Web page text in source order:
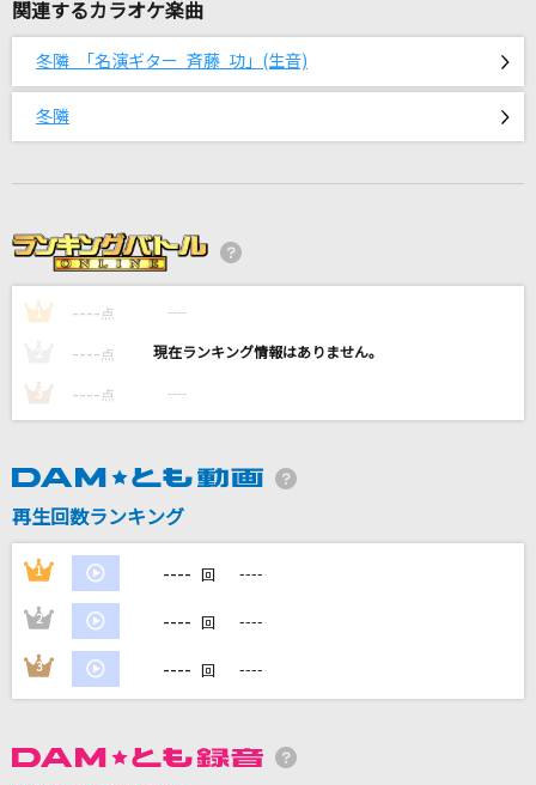
小さな恋のうた
[生音]ひまわりの約束
アオノオト
M!LK
SPECIALZ
King Gnu
[生音]メロディー
Yankeee
関連するカラオケ楽曲
冬隣 「名演ギター 斉藤 功」(生音)
冬隣
1 ---- 点 ----
---- 点 ----
3 ---- 点 ----
再生回数ランキング
1 ---- 回 ----
2 ---- 回 ----
3 ---- 回 ----